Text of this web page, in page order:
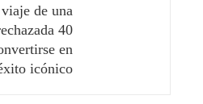
de una
40
en
icónico